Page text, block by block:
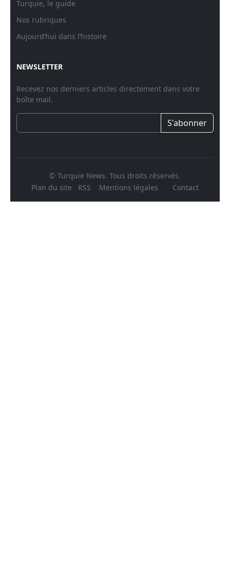
Turquie, le guide
Nos rubriques
Aujourd’hui dans l’histoire
NEWSLETTER
Recevez nos derniers articles directement dans votre
boîte mail.
S'abonner
© Turquie News. Tous droits réservés.
Plan du site
RSS Mentions légales Contact